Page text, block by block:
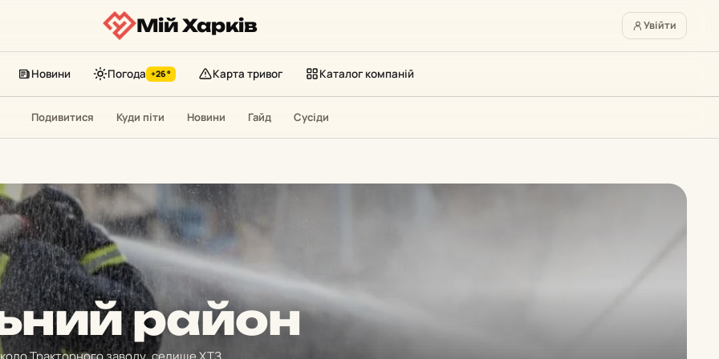
Мій Харків Увійти
Новини Погода +26° Карта тривог Каталог компаній
Подивитися Куди піти Новини Гайд Сусіди
район